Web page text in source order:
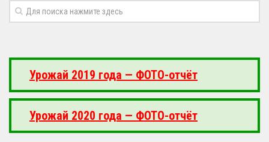
Урожай 2019 года — ФОТО-отчёт
Урожай 2020 года — ФОТО-отчёт